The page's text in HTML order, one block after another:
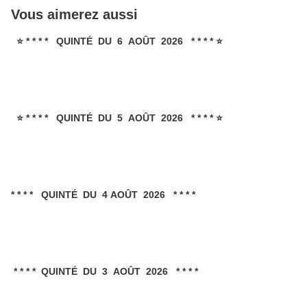
Vous aimerez aussi
⭐ * * * * QUINTÉ DU 6 AOÛT 2026 * * * * ⭐
⭐ * * * * QUINTÉ DU 5 AOÛT 2026 * * * * ⭐
* * * * QUINTÉ DU 4 AOÛT 2026 * * * *
* * * * QUINTÉ DU 3 AOÛT 2026 * * * *